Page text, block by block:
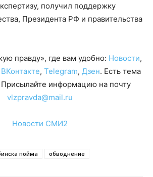
получил поддержку
Президента РФ и правительства
правду», где вам удобно: Новости,
ВКонтакте, Telegram, Дзен. Есть тема
Присылайте информацию на почту
vlzpravda@mail.ru
Новости СМИ2
пойма обводнение